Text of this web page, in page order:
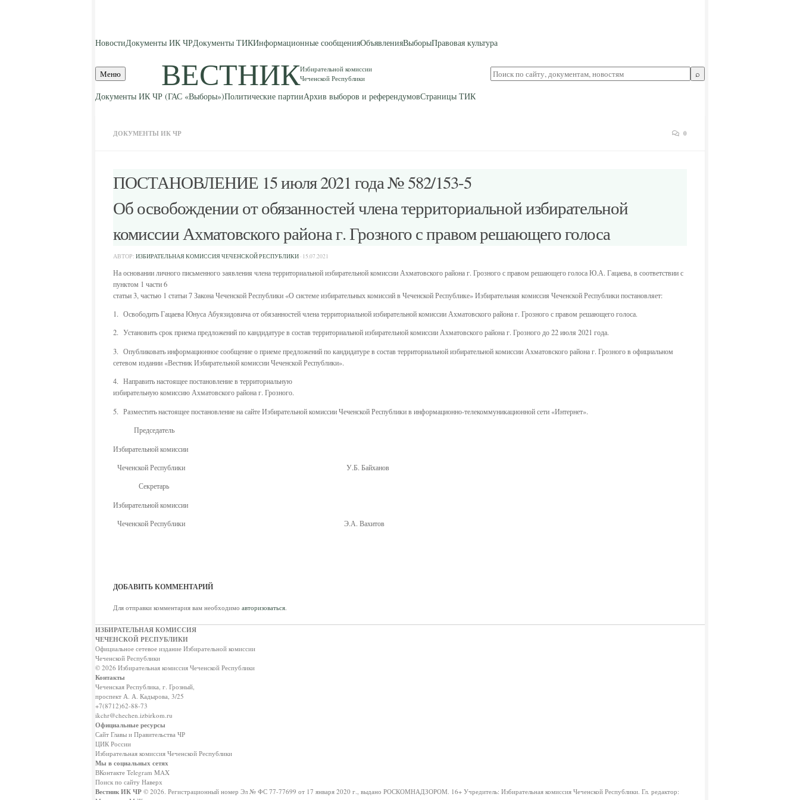
НовостиДокументы ИК ЧРДокументы ТИКИнформационные сообщенияОбъявленияВыборыПравовая культура
Меню ВЕСТНИКИзбирательной комиссии
Чеченской Республики
Поиск
по
⌕
Документы ИК ЧР (ГАС «Выборы»)Политические партииАрхив выборов и референдумовСтраницы ТИК
ДОКУМЕНТЫ ИК ЧР 0
ПОСТАНОВЛЕНИЕ 15 июля 2021 года № 582/153-5
Об освобождении от обязанностей члена территориальной избирательной
комиссии Ахматовского района г. Грозного с правом решающего голоса
АВТОР: ИЗБИРАТЕЛЬНАЯ КОМИССИЯ ЧЕЧЕНСКОЙ РЕСПУБЛИКИ · 15.07.2021
На основании личного письменного заявления члена территориальной избирательной комиссии Ахматовского района г. Грозного с правом решающего голоса Ю.А. Гацаева, в соответствии с
пунктом 1 части 6
статьи 3, частью 1 статьи 7 Закона Чеченской Республики «О системе избирательных комиссий в Чеченской Республике» Избирательная комиссия Чеченской Республики постановляет:
1. Освободить Гацаева Юнуса Абуязидовича от обязанностей члена территориальной избирательной комиссии Ахматовского района г. Грозного с правом решающего голоса.
2. Установить срок приема предложений по кандидатуре в состав территориальной избирательной комиссии Ахматовского района г. Грозного до 22 июля 2021 года.
3. Опубликовать информационное сообщение о приеме предложений по кандидатуре в состав территориальной избирательной комиссии Ахматовского района г. Грозного в официальном
сетевом издании «Вестник Избирательной комиссии Чеченской Республики».
4. Направить настоящее постановление в территориальную
избирательную комиссию Ахматовского района г. Грозного.
5. Разместить настоящее постановление на сайте Избирательной комиссии Чеченской Республики в информационно-телекоммуникационной сети «Интернет».
Председатель
Избирательной комиссии
Чеченской Республики У.Б. Байханов
Секретарь
Избирательной комиссии
Чеченской Республики Э.А. Вахитов
ДОБАВИТЬ КОММЕНТАРИЙ
Для отправки комментария вам необходимо авторизоваться
ИЗБИРАТЕЛЬНАЯ КОМИССИЯ
ЧЕЧЕНСКОЙ РЕСПУБЛИКИ
Официальное сетевое издание Избирательной комиссии
Чеченской Республики
© 2026 Избирательная комиссия Чеченской Республики
Контакты
Чеченская Республика, г. Грозный,
проспект А. А. Кадырова, 3/25
+7(8712)62-88-73
ikchr@chechen.izbirkom.ru
Официальные ресурсы
Сайт Главы и Правительства ЧР
ЦИК России
Избирательная комиссия Чеченской Республики
Мы в социальных сетях
ВКонтакте Telegram MAX
Поиск по сайту Наверх
Вестник ИК ЧР © 2026. Регистрационный номер Эл № ФС 77-77699 от 17 января 2020 г., выдано РОСКОМНАДЗОРОМ. 16+ Учредитель: Избирательная комиссия Чеченской Республики. Гл. редактор: